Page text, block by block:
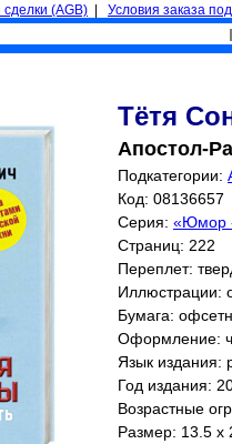
(AGB) Условия заказа
Тётя
Апостол-
Подкатегории:
Код: 08136657
Серия: «Юмор -
Страниц: 222
Переплет:
Иллюстрации:
Бумага:
Оформление:
Язык издания:
Год издания:
Возрастные
Размер: 13.5 x